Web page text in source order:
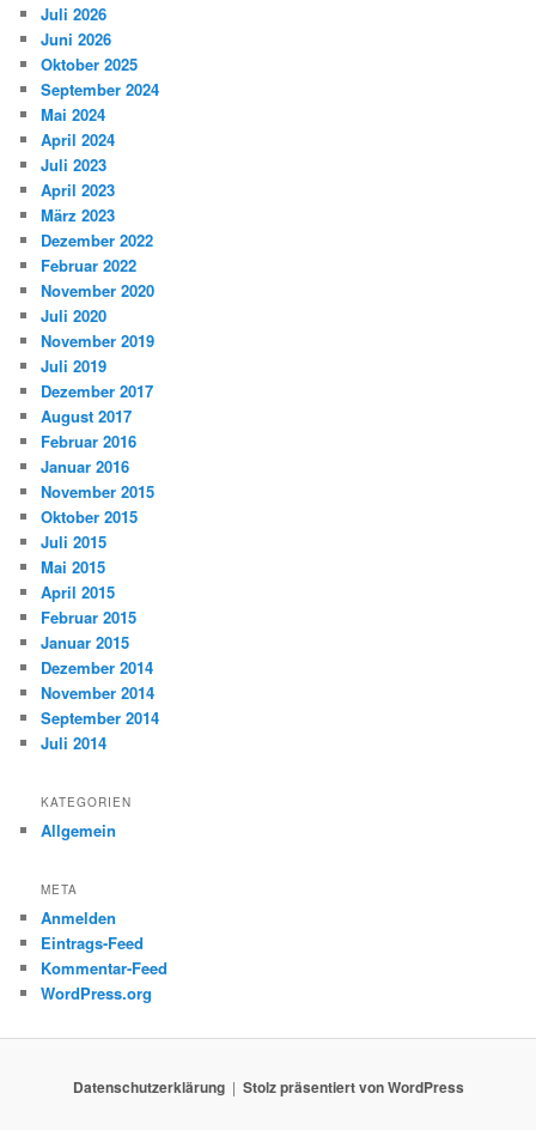
Juli 2026
Juni 2026
Oktober 2025
September 2024
Mai 2024
April 2024
Juli 2023
April 2023
März 2023
Dezember 2022
Februar 2022
November 2020
Juli 2020
November 2019
Juli 2019
Dezember 2017
August 2017
Februar 2016
Januar 2016
November 2015
Oktober 2015
Juli 2015
Mai 2015
April 2015
Februar 2015
Januar 2015
Dezember 2014
November 2014
September 2014
Juli 2014
KATEGORIEN
Allgemein
META
Anmelden
Eintrags-Feed
Kommentar-Feed
WordPress.org
Datenschutzerklärung Stolz präsentiert von WordPress